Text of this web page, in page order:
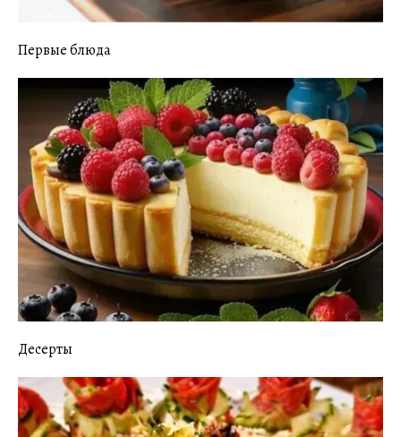
Первые блюда
Десерты